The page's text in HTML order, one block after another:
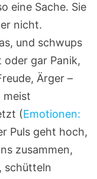
eine Sache. Sie
nicht.
und schwups
oder gar Panik,
Ärger –
meist
(Emotionen:
Puls geht hoch,
zusammen,
schütteln